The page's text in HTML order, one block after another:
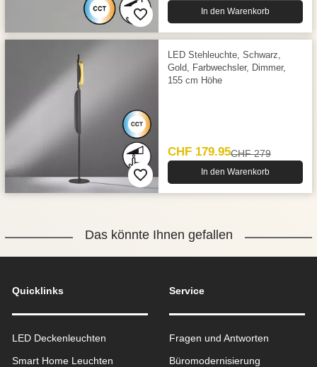
In den Warenkorb
LED Stehleuchte, Schwarz,
Gold, Farbwechsler, Dimmer,
155 cm Höhe
CHF 179.95CHF 279
In den Warenkorb
Das könnte Ihnen gefallen
Quicklinks
LED Deckenleuchten
Smart Home Leuchten
Service
Fragen und Antworten
Büromodernisierung